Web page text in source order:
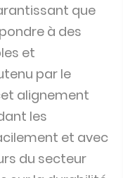
que
à des
et
par le
alignement
les
et avec
du secteur